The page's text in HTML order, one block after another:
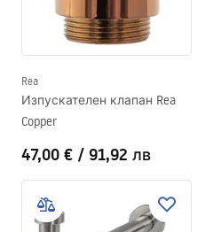
Rea
Изпускателен клапан Rea
Copper
47,00 € / 91,92 лв